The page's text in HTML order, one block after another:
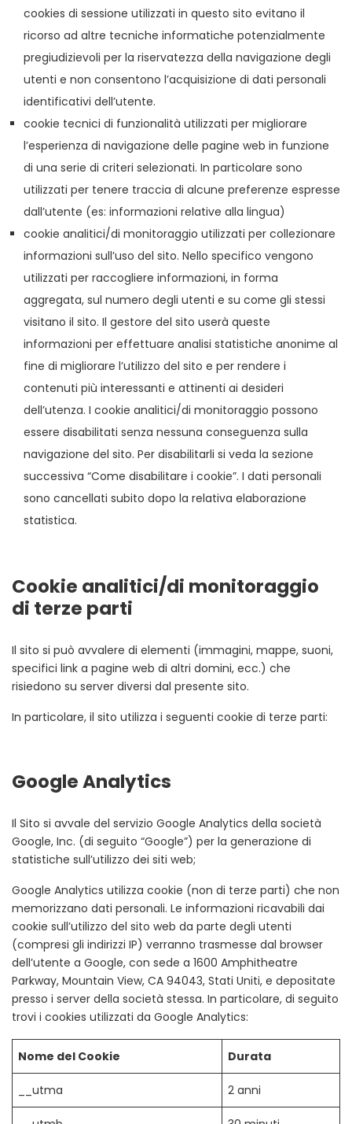
cookies di sessione utilizzati in questo sito evitano il
ricorso ad altre tecniche informatiche potenzialmente
pregiudizievoli per la riservatezza della navigazione degli
utenti e non consentono l’acquisizione di dati personali
identificativi dell’utente.
cookie tecnici di funzionalità utilizzati per migliorare
l’esperienza di navigazione delle pagine web in funzione
di una serie di criteri selezionati. In particolare sono
utilizzati per tenere traccia di alcune preferenze espresse
dall’utente (es: informazioni relative alla lingua)
cookie analitici/di monitoraggio utilizzati per collezionare
informazioni sull’uso del sito. Nello specifico vengono
utilizzati per raccogliere informazioni, in forma
aggregata, sul numero degli utenti e su come gli stessi
visitano il sito. Il gestore del sito userà queste
informazioni per effettuare analisi statistiche anonime al
fine di migliorare l’utilizzo del sito e per rendere i
contenuti più interessanti e attinenti ai desideri
dell’utenza. I cookie analitici/di monitoraggio possono
essere disabilitati senza nessuna conseguenza sulla
navigazione del sito. Per disabilitarli si veda la sezione
successiva “Come disabilitare i cookie”. I dati personali
sono cancellati subito dopo la relativa elaborazione
statistica.
Cookie analitici/di monitoraggio
di terze parti
Il sito si può avvalere di elementi (immagini, mappe, suoni,
specifici link a pagine web di altri domini, ecc.) che
risiedono su server diversi dal presente sito.
In particolare, il sito utilizza i seguenti cookie di terze parti:
Google Analytics
Il Sito si avvale del servizio Google Analytics della società
Google, Inc. (di seguito “Google”) per la generazione di
statistiche sull’utilizzo dei siti web;
Google Analytics utilizza cookie (non di terze parti) che non
memorizzano dati personali. Le informazioni ricavabili dai
cookie sull’utilizzo del sito web da parte degli utenti
(compresi gli indirizzi IP) verranno trasmesse dal browser
dell’utente a Google, con sede a 1600 Amphitheatre
Parkway, Mountain View, CA 94043, Stati Uniti, e depositate
presso i server della società stessa. In particolare, di seguito
trovi i cookies utilizzati da Google Analytics:
Nome del Cookie Durata
__utma 2 anni